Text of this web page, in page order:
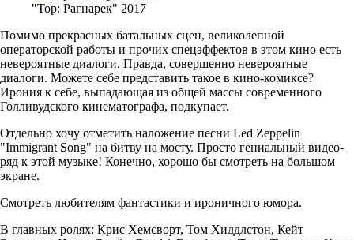
"Тор: Рагнарек" 2017
Помимо прекрасных батальных сцен, великолепной
операторской работы и прочих спецэффектов в этом кино есть
невероятные диалоги. Правда, совершенно невероятные
диалоги. Можете себе представить такое в кино-комиксе?
Ирония к себе, выпадающая из общей массы современного
Голливудского кинематографа, подкупает.
Отдельно хочу отметить наложение песни Led Zeppelin
"Immigrant Song" на битву на мосту. Просто гениальный видео-
ряд к этой музыке! Конечно, хорошо бы смотреть на большом
экране.
Смотреть любителям фантастики и ироничного юмора.
В главных ролях: Крис Хемсворт, Том Хиддлстон, Кейт